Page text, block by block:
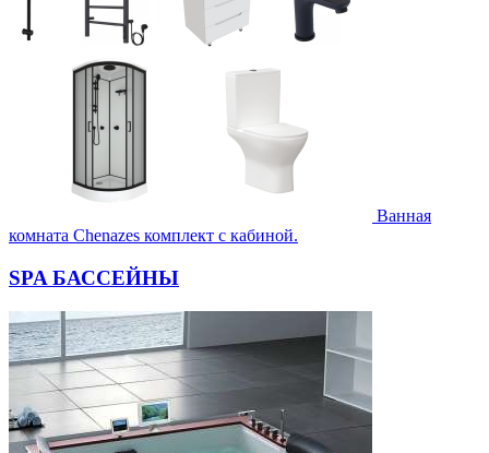
Ванная
комната Chenazes комплект с кабиной.
SPA БАССЕЙНЫ